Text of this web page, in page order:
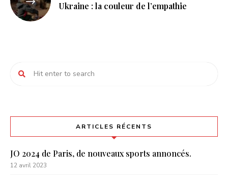
Ukraine : la couleur de l’empathie
ARTICLES RÉCENTS
JO 2024 de Paris, de nouveaux sports annoncés.
12 avril 2023